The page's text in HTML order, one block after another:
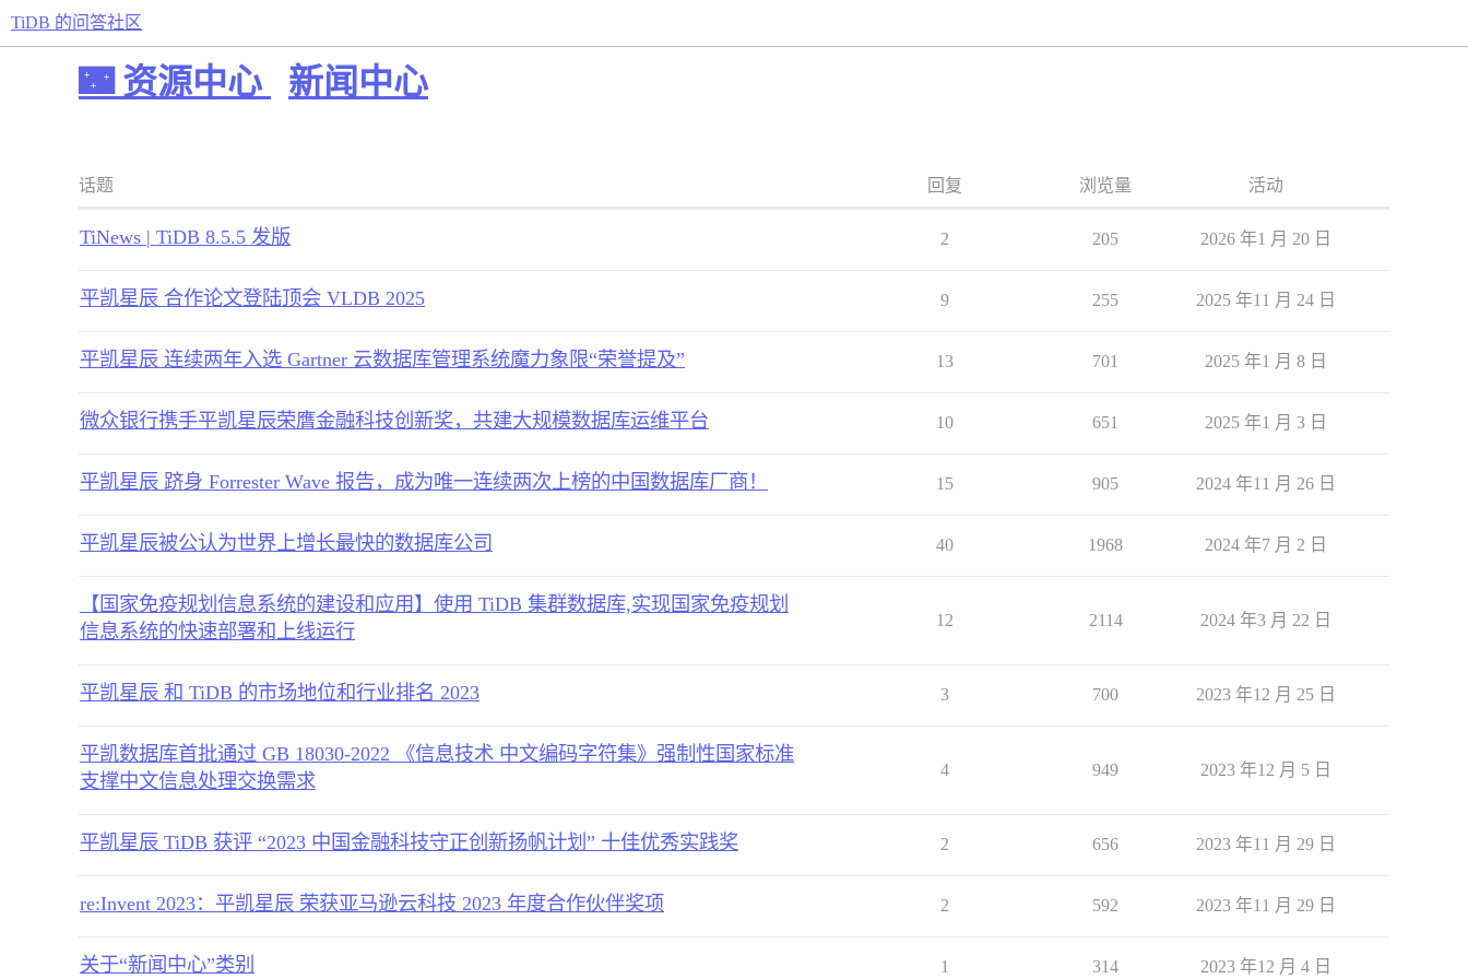
TiDB 的问答社区
🌃 资源中心 新闻中心
话题 回复 浏览量 活动
TiNews | TiDB 8.5.5 发版 2 205 2026 年1 月 20 日
平凯星辰 合作论文登陆顶会 VLDB 2025 9 255 2025 年11 月 24 日
平凯星辰 连续两年入选 Gartner 云数据库管理系统魔力象限“荣誉提及” 13 701 2025 年1 月 8 日
微众银行携手平凯星辰荣膺金融科技创新奖，共建大规模数据库运维平台 10 651 2025 年1 月 3 日
平凯星辰 跻身 Forrester Wave 报告，成为唯一连续两次上榜的中国数据库厂商！ 15 905 2024 年11 月 26 日
平凯星辰被公认为世界上增长最快的数据库公司 40 1968 2024 年7 月 2 日
【国家免疫规划信息系统的建设和应用】使用 TiDB 集群数据库,实现国家免疫规划
信息系统的快速部署和上线运行
12 2114 2024 年3 月 22 日
平凯星辰 和 TiDB 的市场地位和行业排名 2023 3 700 2023 年12 月 25 日
平凯数据库首批通过 GB 18030-2022 《信息技术 中文编码字符集》强制性国家标准
支撑中文信息处理交换需求
4 949 2023 年12 月 5 日
平凯星辰 TiDB 获评 “2023 中国金融科技守正创新扬帆计划” 十佳优秀实践奖 2 656 2023 年11 月 29 日
re:Invent 2023：平凯星辰 荣获亚马逊云科技 2023 年度合作伙伴奖项 2 592 2023 年11 月 29 日
关于“新闻中心”类别 1 314 2023 年12 月 4 日